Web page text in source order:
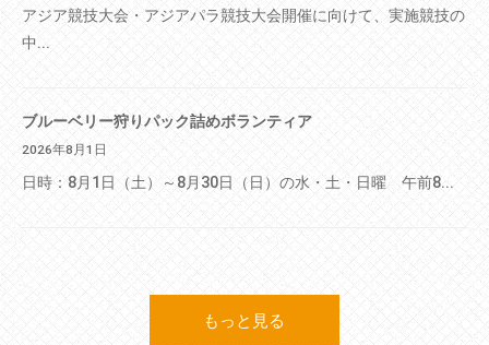
アジア競技大会・アジアパラ競技大会開催に向けて、実施競技の
中...
ブルーベリー狩りパック詰めボランティア
2026年8月1日
日時：8月1日（土）～8月30日（日）の水・土・日曜 午前8...
もっと見る